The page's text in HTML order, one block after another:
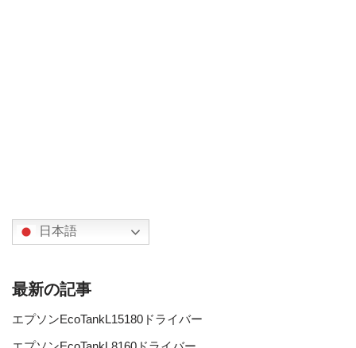
日本語
最新の記事
エプソンEcoTankL15180ドライバー